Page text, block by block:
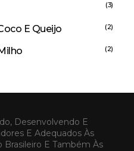
(3)
E Queijo (2)
(2)
Desenvolvendo E
E Adequados Às
Brasileiro E Também Às